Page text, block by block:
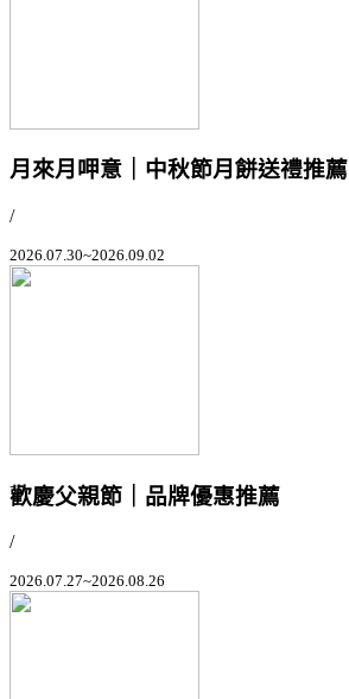
月來月呷意｜中秋節月餅送禮推薦
/
2026.07.30~2026.09.02
歡慶父親節｜品牌優惠推薦
/
2026.07.27~2026.08.26